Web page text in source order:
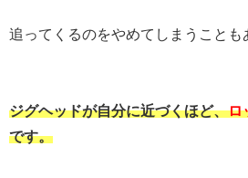
追ってくるのをやめてしまうことも
ジグヘッドが自分に近づくほど、ロ
です。